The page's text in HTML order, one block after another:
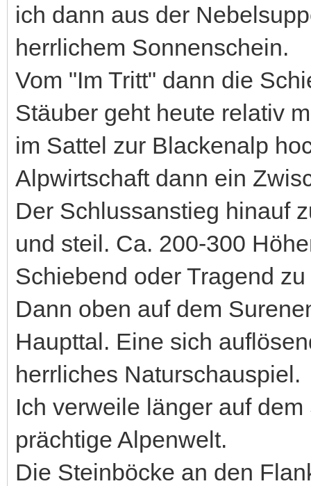
ich dann aus der
herrlichem Sonnenschein.
Vom "Im Tritt" dann die
Stäuber geht heute relativ
im Sattel zur Blackenalp
Alpwirtschaft dann ein
Der Schlussanstieg hinauf
und steil. Ca. 200-300
Schiebend oder Tragend
Dann oben auf dem
Haupttal. Eine sich
herrliches Naturschauspiel.
Ich verweile länger auf
prächtige Alpenwelt.
Die Steinböcke an den